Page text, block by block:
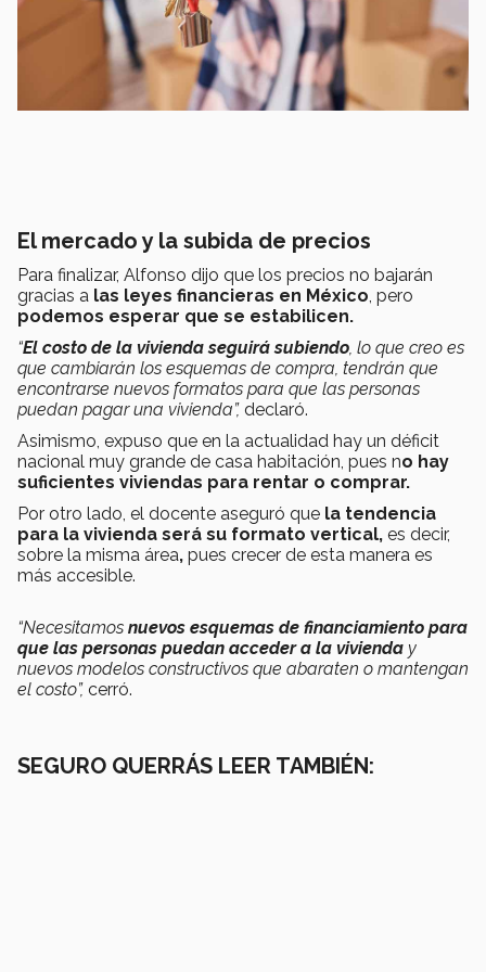
El mercado y la subida de precios
Para finalizar, Alfonso dijo que los precios no bajarán
gracias a las leyes financieras en México , pero
podemos esperar que se estabilicen.
“El costo de la vivienda seguirá subiendo , lo que creo es
que cambiarán los esquemas de compra, tendrán que
encontrarse nuevos formatos para que las personas
puedan pagar una vivienda”, declaró.
Asimismo, expuso que en la actualidad hay un déficit
nacional muy grande de casa habitación, pues no hay
suficientes viviendas para rentar o comprar.
Por otro lado, el docente aseguró que la tendencia
para la vivienda será su formato vertical, es decir,
sobre la misma área, pues crecer de esta manera es
más accesible.
“Necesitamos nuevos esquemas de financiamiento para
que las personas puedan acceder a la vivienda y
nuevos modelos constructivos que abaraten o mantengan
el costo”, cerró.
SEGURO QUERRÁS LEER TAMBIÉN: